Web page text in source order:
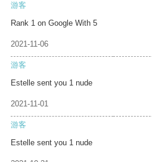
游客
Rank 1 on Google With 5
2021-11-06
游客
Estelle sent you 1 nude
2021-11-01
游客
Estelle sent you 1 nude